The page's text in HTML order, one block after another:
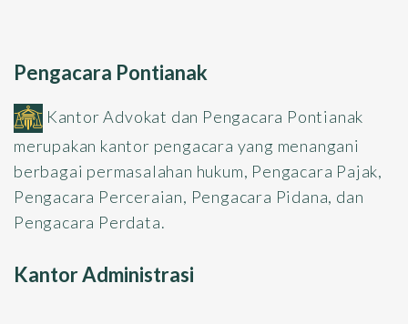
Pengacara Pontianak
Kantor Advokat dan Pengacara Pontianak
merupakan kantor pengacara yang menangani
berbagai permasalahan hukum, Pengacara Pajak,
Pengacara Perceraian, Pengacara Pidana, dan
Pengacara Perdata.
Kantor Administrasi